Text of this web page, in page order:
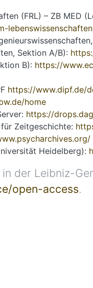
(FRL) – ZB MED
lebenswissenschaften
Sektion A/B):
B): https://
https://www.dipf.de/
home
https://
Zeitgeschichte:
Heidelberg):
der Leibniz-
open-access.